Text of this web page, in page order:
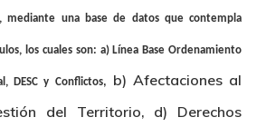
mediante una base de datos que contempla
los cuales son: a) Línea Base Ordenamiento
DESC y Conflictos, b) Afectaciones al
del Territorio, d) Derechos